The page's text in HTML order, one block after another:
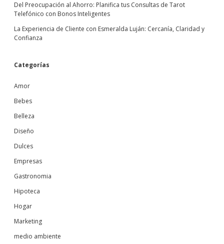
Del Preocupación al Ahorro: Planifica tus Consultas de Tarot
Telefónico con Bonos Inteligentes
La Experiencia de Cliente con Esmeralda Luján: Cercanía, Claridad y
Confianza
Categorías
Amor
Bebes
Belleza
Diseño
Dulces
Empresas
Gastronomia
Hipoteca
Hogar
Marketing
medio ambiente